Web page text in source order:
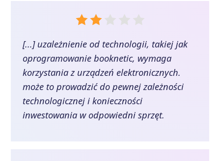
[...] uzależnienie od technologii, takiej jak
oprogramowanie booknetic, wymaga
korzystania z urządzeń elektronicznych.
może to prowadzić do pewnej zależności
technologicznej i konieczności
inwestowania w odpowiedni sprzęt.